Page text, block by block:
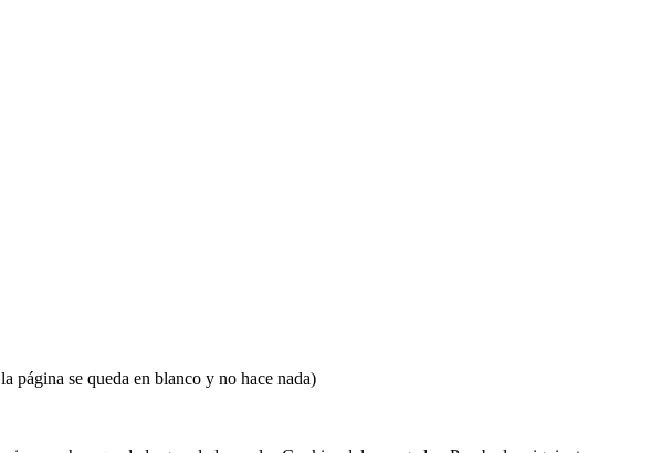
página se queda en blanco y no hace nada)